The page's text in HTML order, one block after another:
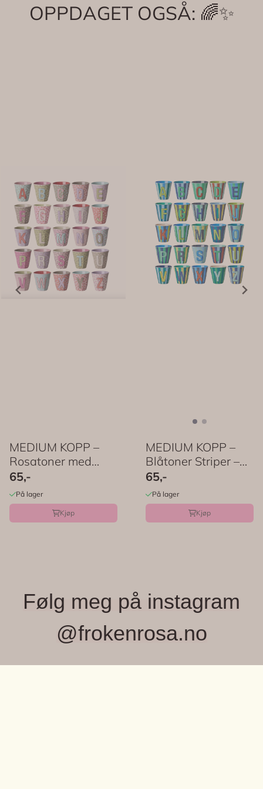
OPPDAGET OGSÅ: 🌈✨
MEDIUM KOPP –
Rosatoner med
blomster – Bokstav
...
65,-
På lager
Kjøp
MEDIUM KOPP –
Blåtoner Striper –
Bokstav ...
65,-
På lager
Kjøp
Følg meg på instagram
@frokenrosa.no